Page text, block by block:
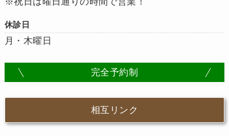
休診日
月・木曜日
完全予約制
相互リンク